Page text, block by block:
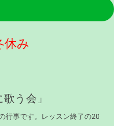
み
歌う会」
行事です。レッスン終了の20